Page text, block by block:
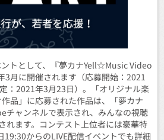
トとして、『夢カナYell☆Music Video
月に開催されます（応募開始：2021
：2021年3月23日）。「オリジナル楽
品」に応募された作品は、「夢カナ
チャンネルで表示され、みんなの視聴
れます。コンテスト上位者には豪華特
からのLIVE配信イベントでも詳細